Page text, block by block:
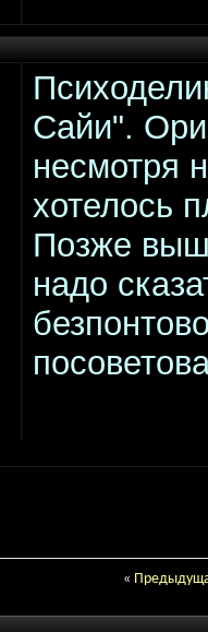
Сайи".
несмотря
хотелось
Позже
надо
«